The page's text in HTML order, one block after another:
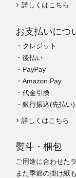
詳しくはこちら
お支払いにつ
・クレジット
・後払い
・PayPay
・Amazon Pay
・代金引換
・銀行振込(先払い)
詳しくはこちら
熨斗・梱包
ご用途に合わせた
また季節の掛け紙